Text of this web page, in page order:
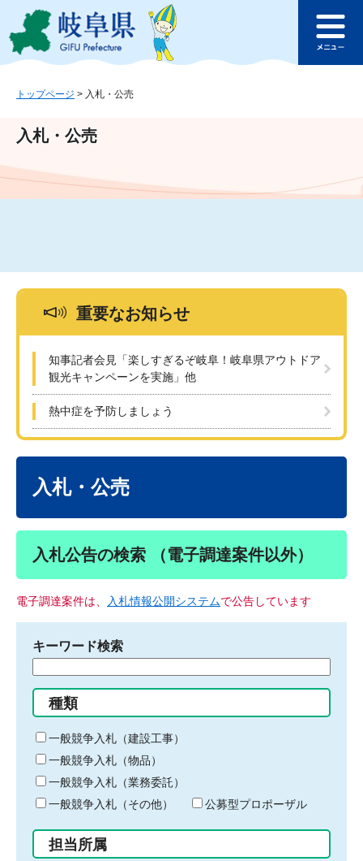
ジ
ュ
文
このページの本文へ
ュ
トップページ > 入札・公売
入札・公売
重要なお知らせ
知事記者会見「楽しすぎるぞ岐阜！岐阜県アウトドア
観光キャンペーンを実施」他
熱中症を予防しましょう
入札・公売
入札公告の検索 （電子調達案件以外）
電子調達案件は、 入札情報公開システムで公告しています
キーワード検索
る
キ
ー
ワ
ー
ド
入
力
種類
一般競争入札（建設工事）
一般競争入札（物品）
一般競争入札（業務委託）
一般競争入札（その他）
公募型プロポーザル
担当所属